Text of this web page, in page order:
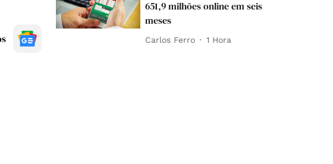
651,9 milhões online em seis
meses
Carlos Ferro 1 Hora